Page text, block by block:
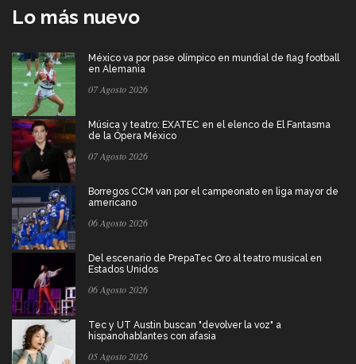
Lo más nuevo
México va por pase olímpico en mundial de flag football
en Alemania
07 Agosto 2026
Música y teatro: EXATEC en el elenco de El Fantasma
de la Ópera México
07 Agosto 2026
Borregos CCM van por el campeonato en liga mayor de
americano
06 Agosto 2026
Del escenario de PrepaTec Qro al teatro musical en
Estados Unidos
06 Agosto 2026
Tec y UT Austin buscan "devolver la voz" a
hispanohablantes con afasia
05 Agosto 2026